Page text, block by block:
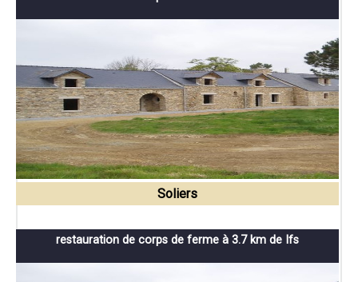
Soliers
restauration de corps de ferme à 3.7 km de Ifs